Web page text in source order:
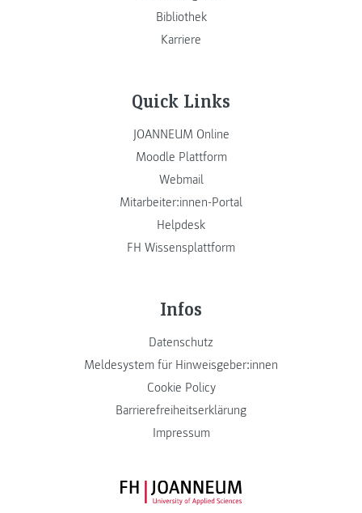
Bibliothek
Karriere
Quick Links
JOANNEUM Online
Moodle Plattform
Webmail
Mitarbeiter:innen-Portal
Helpdesk
FH Wissensplattform
Infos
Datenschutz
Meldesystem für Hinweisgeber:innen
Cookie Policy
Barrierefreiheitserklärung
Impressum
FH JOANNEUM Logo